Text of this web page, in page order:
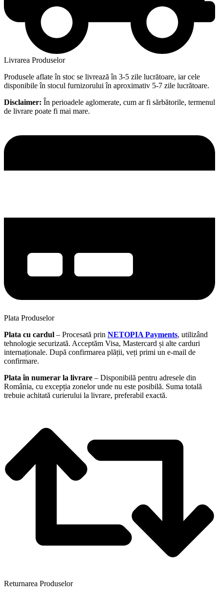
Livrarea Produselor
Produsele aflate în stoc se livrează în 3-5 zile lucrătoare, iar cele
disponibile în stocul furnizorului în aproximativ 5-7 zile lucrătoare.
Disclaimer: În perioadele aglomerate, cum ar fi sărbătorile, termenul
de livrare poate fi mai mare.
Plata Produselor
Plata cu cardul – Procesată prin NETOPIA Payments, utilizând
tehnologie securizată. Acceptăm Visa, Mastercard și alte carduri
internaționale. După confirmarea plății, veți primi un e-mail de
confirmare.
Plata în numerar la livrare – Disponibilă pentru adresele din
România, cu excepția zonelor unde nu este posibilă. Suma totală
trebuie achitată curierului la livrare, preferabil exactă.
Returnarea Produselor